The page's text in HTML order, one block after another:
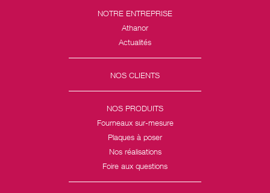
NOTRE ENTREPRISE
Athanor
Actualités
NOS CLIENTS
NOS PRODUITS
Fourneaux sur-mesure
Plaques à poser
Nos réalisations
Foire aux questions